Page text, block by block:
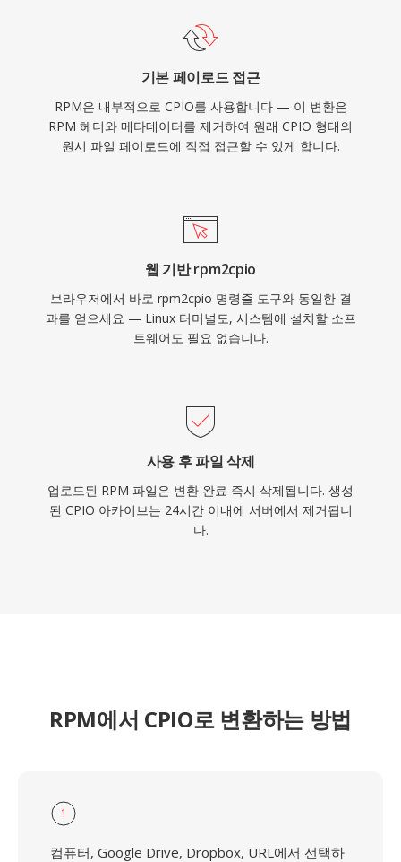
기본 페이로드 접근
RPM은 내부적으로 CPIO를 사용합니다 — 이 변환은
RPM 헤더와 메타데이터를 제거하여 원래 CPIO 형태의
원시 파일 페이로드에 직접 접근할 수 있게 합니다.
웹 기반 rpm2cpio
브라우저에서 바로 rpm2cpio 명령줄 도구와 동일한 결
과를 얻으세요 — Linux 터미널도, 시스템에 설치할 소프
트웨어도 필요 없습니다.
사용 후 파일 삭제
업로드된 RPM 파일은 변환 완료 즉시 삭제됩니다. 생성
된 CPIO 아카이브는 24시간 이내에 서버에서 제거됩니
다.
RPM에서 CPIO로 변환하는 방법
1
컴퓨터, Google Drive, Dropbox, URL에서 선택하